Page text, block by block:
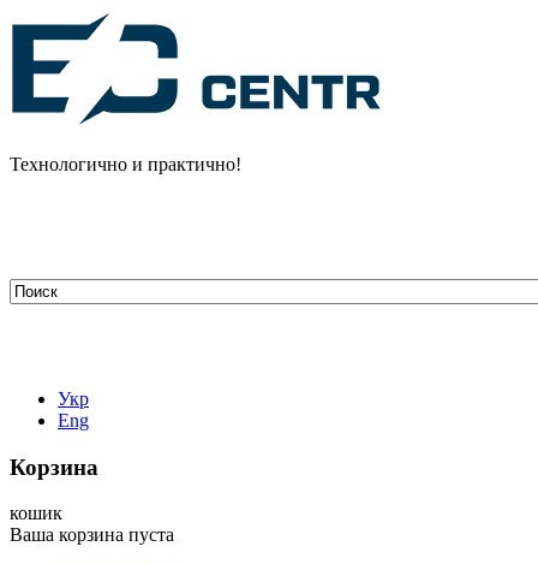
Технологично и практично!
Укр
Eng
Корзина
кошик
Ваша корзина пуста